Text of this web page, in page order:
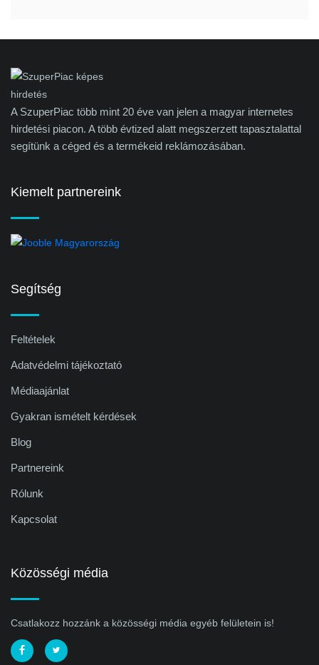
A SzuperPiac több mint 20 éve van jelen a magyar internetes
hirdetési piacon. A több évtized alatt megszerzett tapasztalattal
segítünk a céged és a termékeid reklámozásában.
Kiemelt partnereink
Segítség
Feltételek
Adatvédelmi tájékoztató
Médiaajánlat
Gyakran ismételt kérdések
Blog
Partnereink
Rólunk
Kapcsolat
Közösségi média
Csatlakozz hozzánk a közösségi média egyéb felületein is!